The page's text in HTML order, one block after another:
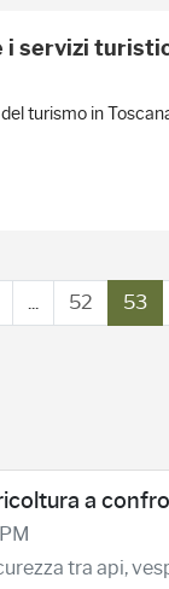
i servizi
turismo in
...Intermediate
Page
52 53
a
tra api,